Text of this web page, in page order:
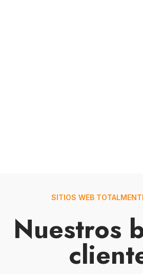
SITIOS WEB
Nuestros